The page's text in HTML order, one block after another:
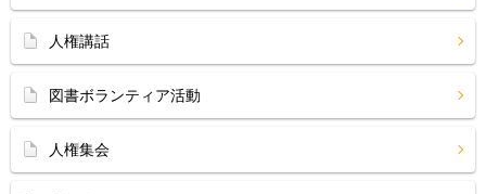
人権講話
図書ボランティア活動
人権集会